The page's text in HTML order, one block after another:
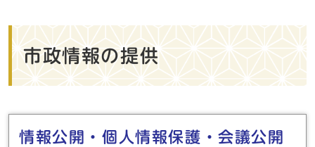
市政情報の提供
メインメニュー
情報公開・個人情報保護・会議公開